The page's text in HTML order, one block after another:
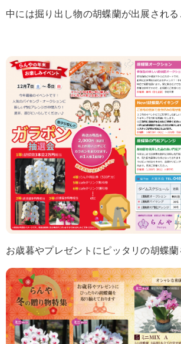
中には掘り出し物の胡蝶蘭が出展される
お歳暮やプレゼントにピッタリの胡蝶蘭